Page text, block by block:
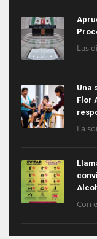
Las
Una
Flor
La
Con